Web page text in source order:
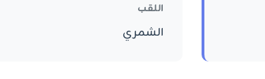
اللقب
الشمري